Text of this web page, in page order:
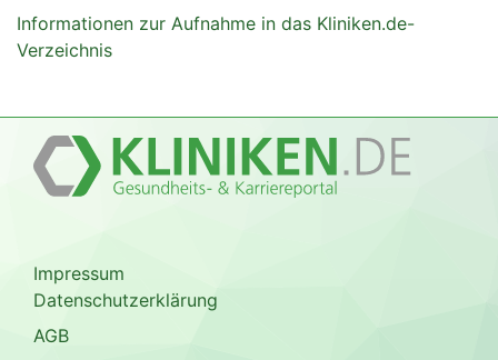
Informationen zur Aufnahme in das Kliniken.de-
Verzeichnis
Impressum
Datenschutzerklärung
AGB